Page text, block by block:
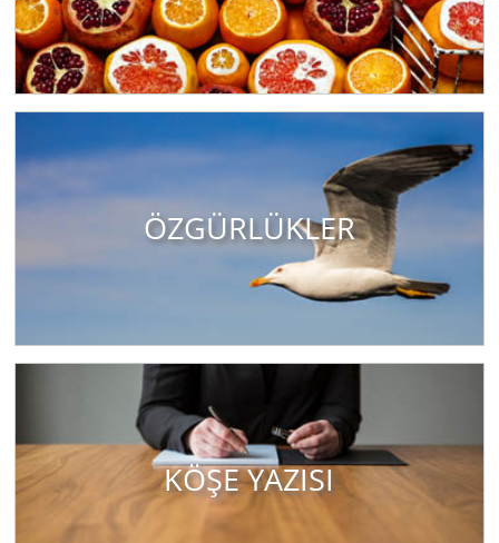
ÖZGÜRLÜKLER
KÖŞE YAZISI